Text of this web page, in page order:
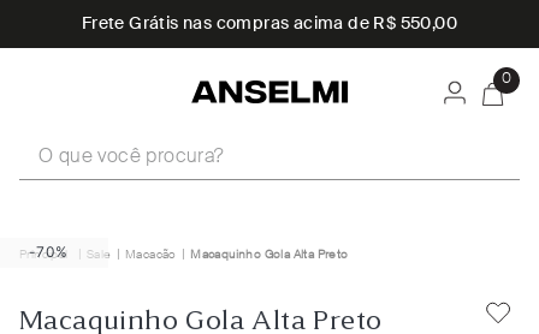
Frete Grátis nas compras acima de R$ 550,00
0
Sale Macacão Macaquinho Gola Alta Preto
-70%
Macaquinho Gola Alta Preto